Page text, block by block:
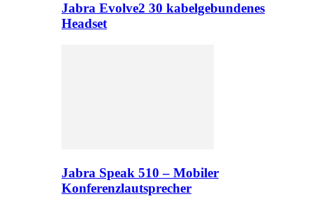
Jabra Evolve2 30 kabelgebundenes
Headset
Jabra Speak 510 – Mobiler
Konferenzlautsprecher